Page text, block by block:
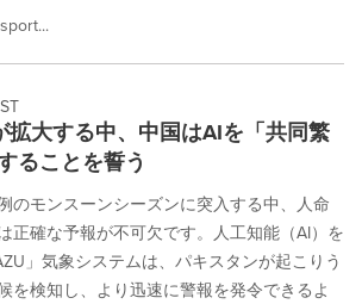
拡大する中、中国はAIを「共同繁
ることを誓う
のモンスーンシーズンに突入する中、人命
正確な予報が不可欠です。人工知能（AI）を
」気象システムは、パキスタンが起こりう
を検知し、より迅速に警報を発令できるよ